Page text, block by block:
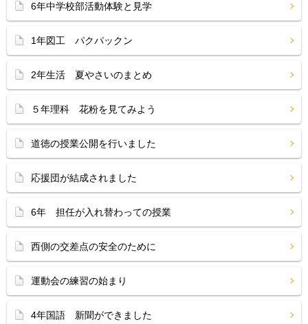
6年中学校部活動体験と見学
1年図工 パクパックン
2年生活 夏やさいのまとめ
５年理科 花粉を見てみよう
道徳の授業公開を行いました
応援団が結成されました
6年 担任が入れ替わっての授業
西側の交差点の安全のために
運動会の練習の始まり
4年国語 新聞ができました